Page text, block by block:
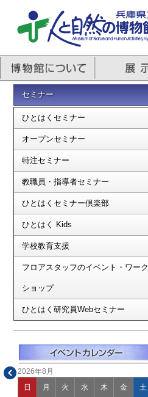
セミナー
ひとはくセミナー
オープンセミナー
特注セミナー
教職員・指導者セミナー
ひとはくセミナー倶楽部
ひとはく Kids
学校教育支援
フロアスタッフのイベント・ワーク
ショップ
ひとはく研究員Webセミナー
2026年8月
日 月 火 水 木 金 土